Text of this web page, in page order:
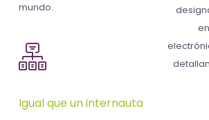
mundo.
Igual que un internauta